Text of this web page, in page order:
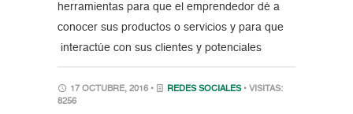
herramientas para que el emprendedor dé a
conocer sus productos o servicios y para que
interactúe con sus clientes y potenciales
17 OCTUBRE, 2016 • REDES SOCIALES • VISITAS:
8256